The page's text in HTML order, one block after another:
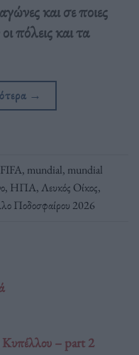
και σε ποιες
πόλεις και τα
→
FIFA, mundial, mundial
, ΗΠΑ,Λευκός Οίκος,
Ποδοσφαίρου 2026
Κυπέλλου – part 2